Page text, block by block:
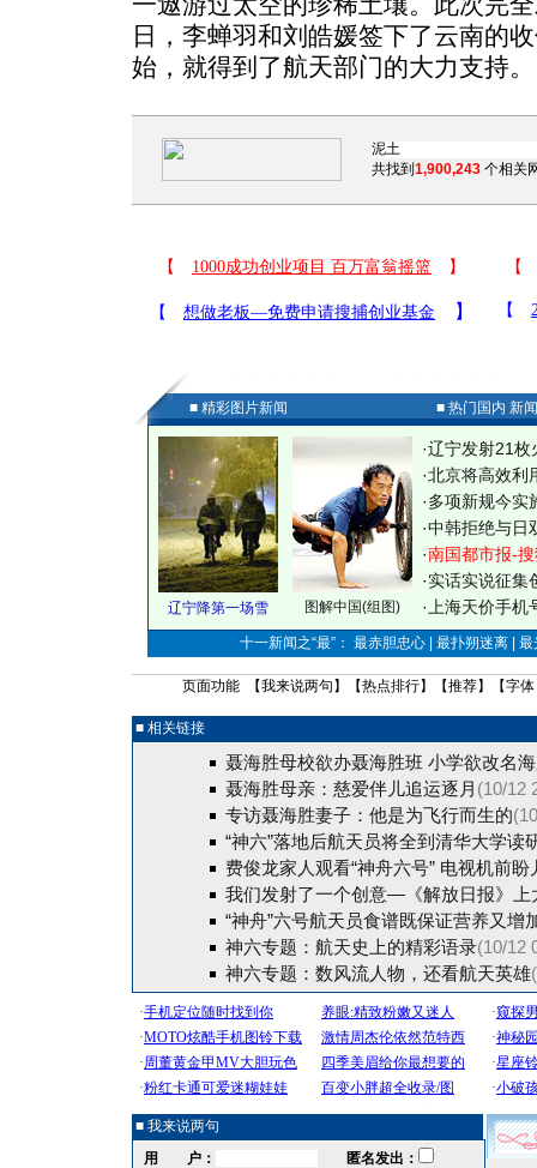
日，李蝉羽和刘皓媛签下了云南的
始，就得到了航天部门的大力支持。
共找到 1,900,243 个相关
■ 精彩图片新闻 ■ 热门国内 新
辽宁降第一场雪 图解中国(组图)
·辽宁发射21枚
·北京将高效利
·多项新规今实
·中韩拒绝与日
·南国都市报-
·实话实说征集
· 上海天价手
十一新闻之“最”： 最赤胆忠心 | 最扑朔迷离 |
页面功能 【我来说两句 】【热点排行】【推荐】【字体
■ 相关链接
聂海胜母校欲办聂海胜班 小学欲改名
聂海胜母亲：慈爱伴儿追运逐月 (10/12
专访聂海胜妻子：他是为飞行而生的
“神六”落地后航天员将全到清华大学读
费俊龙家人观看“神舟六号” 电视机前盼
我们发射了一个创意—《解放日报》上
“神舟”六号航天员食谱既保证营养又增
神六专题：航天史上的精彩语录(10/12
神六专题：数风流人物，还看航天英雄
■ 我来说两句
用 户：
匿名发出：